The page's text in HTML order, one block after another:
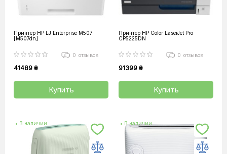
Принтер HP LJ Enterprise M507
[M507dn]
0 отзывов
41489 ₴
Купить
Принтер HP Color LaserJet Pro
CP5225DN
0 отзывов
91399 ₴
Купить
• В наличии • В наличии